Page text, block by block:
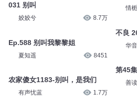
031 别叫
姣姣兮 8.7万
Ep.588 别叫我黎黎姐
夏知遥 8451
农家傻女1183-别叫，是我们
有声忧蓝 1.7万
情
不良
华
第45
善